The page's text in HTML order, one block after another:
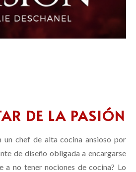
DE LA PASIÓN
un chef de alta cocina ansioso por
de diseño obligada a encargarse
a no tener nociones de cocina? Lo